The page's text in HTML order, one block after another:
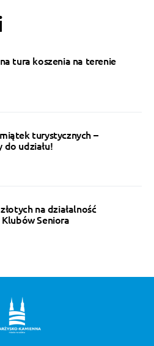
tura koszenia na terenie
turystycznych –
do udziału!
na działalność
Seniora